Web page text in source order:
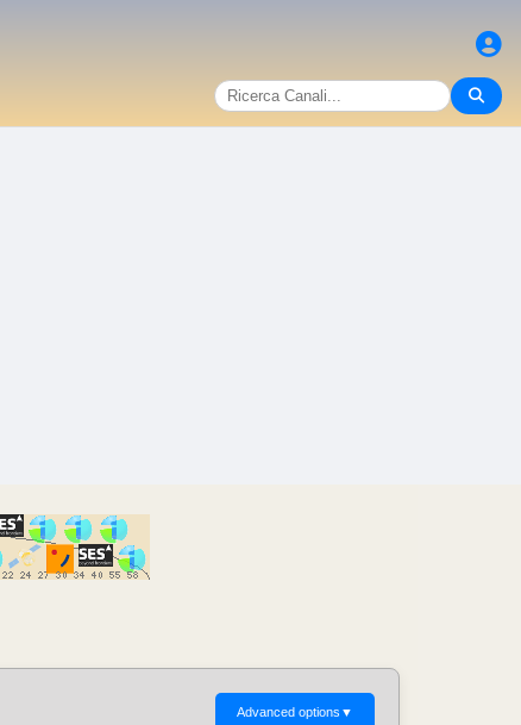
Advanced options ▼